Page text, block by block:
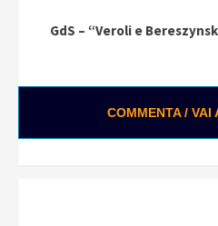
GdS – “Veroli e
COMMENTA / VAI